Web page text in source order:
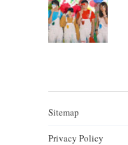
Sitemap
Privacy Policy